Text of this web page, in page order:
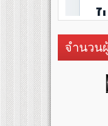
จำนวน